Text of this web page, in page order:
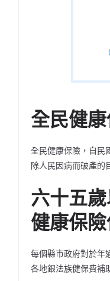
全民健
全民健康保險，自民
除人民因病而破產的
六十五
健康保
每個縣市政府對於年
各地銀法族健保費補